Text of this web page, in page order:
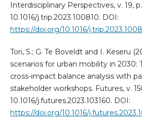
Interdisciplinary Perspectives, v. 19,
10.1016/j.trip.2023.100810. DOI:
https://doi.org/10.1016/
Tori, S.; G. Te Boveldt and I. Keseru
scenarios for urban mobility in 2030:
cross-impact balance analysis with
stakeholder workshops. Futures, v.
10.1016/j.futures.2023.103160. DOI:
https://doi.org/10.1016/